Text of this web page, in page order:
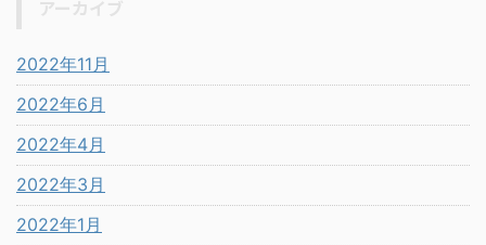
2022年11月
2022年6月
2022年4月
2022年3月
2022年1月